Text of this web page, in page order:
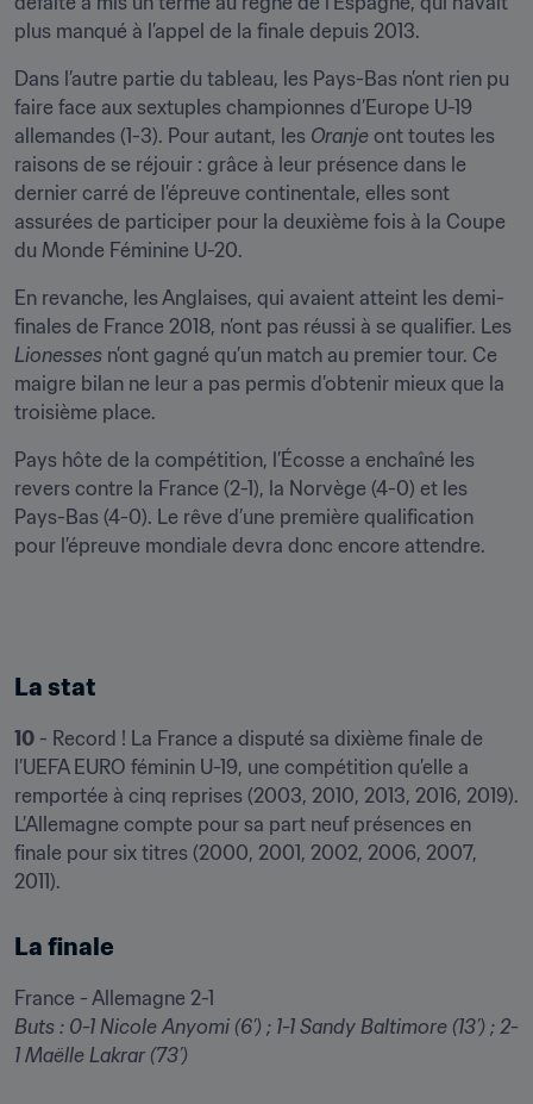
plus manqué à l’appel de la finale depuis 2013.
Dans l’autre partie du tableau, les Pays-Bas n’ont rien pu
faire face aux sextuples championnes d’Europe U-19
allemandes (1-3). Pour autant, les Oranje ont toutes les
raisons de se réjouir : grâce à leur présence dans le
dernier carré de l’épreuve continentale, elles sont
assurées de participer pour la deuxième fois à la Coupe
du Monde Féminine U-20.
En revanche, les Anglaises, qui avaient atteint les demi-
Lionesses n’ont gagné qu’un match au premier tour. Ce
maigre bilan ne leur a pas permis d’obtenir mieux que la
troisième place.
Pays hôte de la compétition, l’Écosse a enchaîné les
revers contre la France (2-1), la Norvège (4-0) et les
Pays-Bas (4-0). Le rêve d’une première qualification
pour l’épreuve mondiale devra donc encore attendre.
La stat
10 - Record ! La France a disputé sa dixième finale de
l’UEFA EURO féminin U-19, une compétition qu’elle a
remportée à cinq reprises (2003, 2010, 2013, 2016, 2019).
L’Allemagne compte pour sa part neuf présences en
finale pour six titres (2000, 2001, 2002, 2006, 2007,
2011).
La finale
Buts : 0-1 Nicole Anyomi (6’) ; 1-1 Sandy Baltimore (13’) ; 2-
1 Maëlle Lakrar (73’)